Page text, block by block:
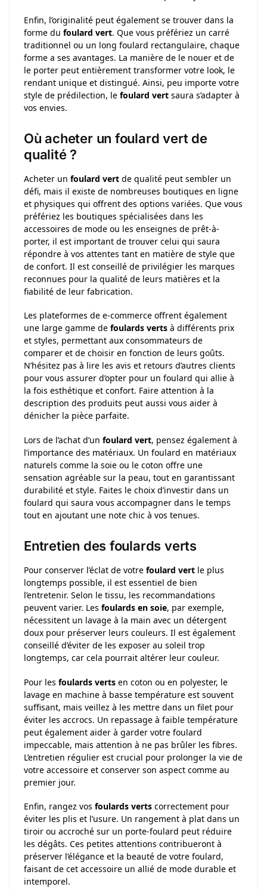
Enfin, l’originalité peut également se trouver dans la
forme du foulard vert. Que vous préfériez un carré
traditionnel ou un long foulard rectangulaire, chaque
forme a ses avantages. La manière de le nouer et de
le porter peut entièrement transformer votre look, le
rendant unique et distingué. Ainsi, peu importe votre
style de prédilection, le foulard vert saura s’adapter à
vos envies.
Où acheter un foulard vert de
qualité ?
Acheter un foulard vert de qualité peut sembler un
défi, mais il existe de nombreuses boutiques en ligne
et physiques qui offrent des options variées. Que vous
préfériez les boutiques spécialisées dans les
accessoires de mode ou les enseignes de prêt-à-
porter, il est important de trouver celui qui saura
répondre à vos attentes tant en matière de style que
de confort. Il est conseillé de privilégier les marques
reconnues pour la qualité de leurs matières et la
fiabilité de leur fabrication.
Les plateformes de e-commerce offrent également
une large gamme de foulards verts à différents prix
et styles, permettant aux consommateurs de
comparer et de choisir en fonction de leurs goûts.
N’hésitez pas à lire les avis et retours d’autres clients
pour vous assurer d’opter pour un foulard qui allie à
la fois esthétique et confort. Faire attention à la
description des produits peut aussi vous aider à
dénicher la pièce parfaite.
Lors de l’achat d’un foulard vert, pensez également à
l’importance des matériaux. Un foulard en matériaux
naturels comme la soie ou le coton offre une
sensation agréable sur la peau, tout en garantissant
durabilité et style. Faites le choix d’investir dans un
foulard qui saura vous accompagner dans le temps
tout en ajoutant une note chic à vos tenues.
Entretien des foulards verts
Pour conserver l’éclat de votre foulard vert le plus
longtemps possible, il est essentiel de bien
l’entretenir. Selon le tissu, les recommandations
peuvent varier. Les foulards en soie, par exemple,
nécessitent un lavage à la main avec un détergent
doux pour préserver leurs couleurs. Il est également
conseillé d’éviter de les exposer au soleil trop
longtemps, car cela pourrait altérer leur couleur.
Pour les foulards verts en coton ou en polyester, le
lavage en machine à basse température est souvent
suffisant, mais veillez à les mettre dans un filet pour
éviter les accrocs. Un repassage à faible température
peut également aider à garder votre foulard
impeccable, mais attention à ne pas brûler les fibres.
L’entretien régulier est crucial pour prolonger la vie de
votre accessoire et conserver son aspect comme au
premier jour.
Enfin, rangez vos foulards verts correctement pour
éviter les plis et l’usure. Un rangement à plat dans un
tiroir ou accroché sur un porte-foulard peut réduire
les dégâts. Ces petites attentions contribueront à
préserver l’élégance et la beauté de votre foulard,
faisant de cet accessoire un allié de mode durable et
intemporel.